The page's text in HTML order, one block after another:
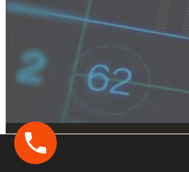
Zadzwoń
do
serwisu